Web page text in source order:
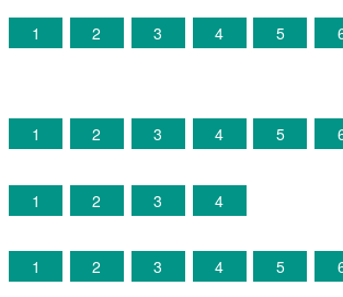
1 2 3 4 5
1 2 3 4 5
1 2 3 4
1 2 3 4 5